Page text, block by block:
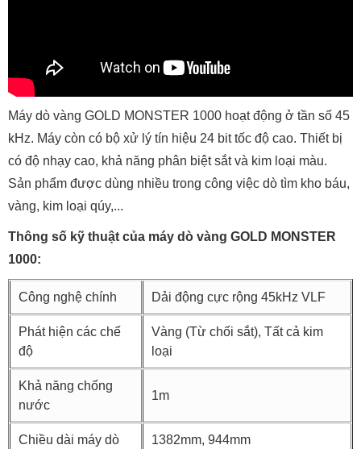
Máy dò vàng GOLD MONSTER 1000 hoạt động ở tần số 45
kHz. Máy còn có bộ xử lý tín hiệu 24 bit tốc độ cao. Thiết bị
có độ nhạy cao, khả năng phân biệt sắt và kim loại màu.
Sản phẩm được dùng nhiều trong công việc dò tìm kho báu,
vàng, kim loại qúy,...
Thông số kỹ thuật của máy dò vàng GOLD MONSTER
1000:
Công nghệ chính Dải động cực rộng 45kHz VLF
Phát hiện các chế
độ
Vàng (Từ chối sắt), Tất cả kim
loại
Khả năng chống
nước
1m
Chiều dài máy dò 1382mm, 944mm